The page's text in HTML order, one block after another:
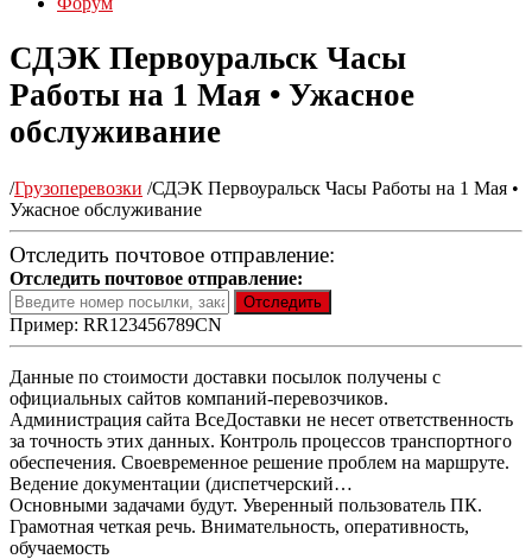
СДЭК Первоуральск Часы
Работы на 1 Мая • Ужасное
обслуживание
/Грузоперевозки /СДЭК Первоуральск Часы Работы на 1 Мая •
Ужасное обслуживание
Отследить почтовое отправление:
Отследить почтовое отправление:
Пример: RR123456789CN
Данные по стоимости доставки посылок получены с
официальных сайтов компаний-перевозчиков.
Администрация сайта ВсеДоставки не несет ответственность
за точность этих данных. Контроль процессов транспортного
обеспечения. Своевременное решение проблем на маршруте.
Ведение документации (диспетчерский…
Основными задачами будут. Уверенный пользователь ПК.
Грамотная четкая речь. Внимательность, оперативность,
обучаемость